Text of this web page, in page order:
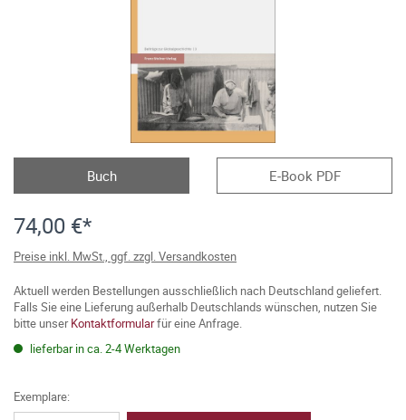
Buch E-Book PDF
74,00 €*
Preise inkl. MwSt., ggf. zzgl. Versandkosten
Aktuell werden Bestellungen ausschließlich nach Deutschland geliefert.
Falls Sie eine Lieferung außerhalb Deutschlands wünschen, nutzen Sie
bitte unserKontaktformularfür eine Anfrage.
lieferbar in ca. 2-4 Werktagen
Exemplare: